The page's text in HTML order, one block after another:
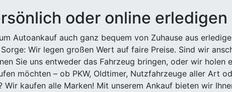
oder online erledigen
Autoankauf auch ganz bequem von Zuhause aus
Wir legen großen Wert auf faire Preise. Sind wir
Sie uns entweder das Fahrzeug bringen, oder wir holen
möchten – ob PKW, Oldtimer, Nutzfahrzeuge aller Art
Wir kaufen alle Marken! Mit unserem Ankauf bieten wir